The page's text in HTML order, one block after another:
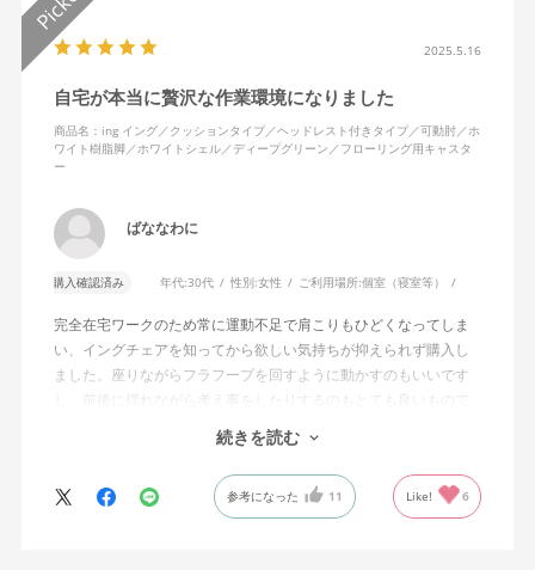
2025.5.16
自宅が本当に贅沢な作業環境になりました
商品名：ing イング／クッションタイプ／ヘッドレスト付きタイプ／可動肘／ホ
ワイト樹脂脚／ホワイトシェル／ディープグリーン／フローリング用キャスタ
ー
ばななわに
購入確認済み 年代:30代 性別:女性 ご利用場所:個室（寝室等）
完全在宅ワークのため常に運動不足で肩こりもひどくなってしま
い、イングチェアを知ってから欲しい気持ちが抑えられず購入し
ました。座りながらフラフープを回すように動かすのもいいです
し、前後に揺れながら考え事をしたりするのもとても良いもので
す。カチャカチャ音が鳴るわけではないのですが、オフィスで揺
れてばっかだと怒られそうですが、自宅なら何も気にせずに使え
特に前後に揺らす時にヘッドレストありで購入して良かったと思
えます。揺れを止める機能もちゃんとあります。
続きを読む
参考になった 11 Like! 6